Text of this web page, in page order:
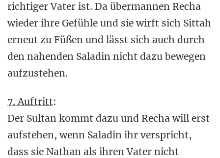
richtiger Vater ist. Da übermannen Recha
wieder ihre Gefühle und sie wirft sich Sittah
erneut zu Füßen und lässt sich auch durch
den nahenden Saladin nicht dazu bewegen
aufzustehen.
7. Auftritt:
Der Sultan kommt dazu und Recha will erst
aufstehen, wenn Saladin ihr verspricht,
dass sie Nathan als ihren Vater nicht